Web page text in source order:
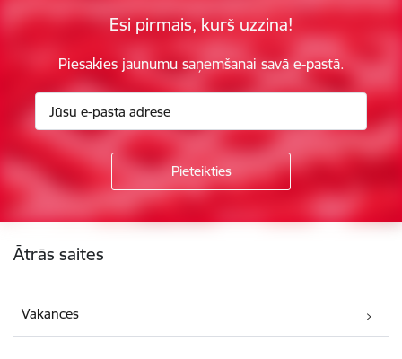
Esi pirmais, kurš uzzina!
Piesakies jaunumu saņemšanai savā e-pastā.
Ātrās saites
Vakances